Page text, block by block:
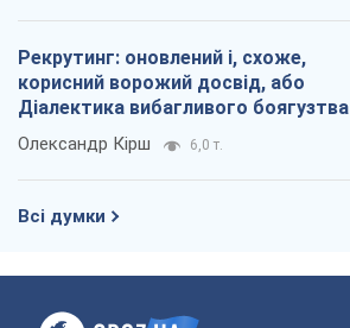
Рекрутинг: оновлений і, схоже,
корисний ворожий досвід, або
Діалектика вибагливого боягузтва
Олександр Кірш 6,0 т.
Всі думки